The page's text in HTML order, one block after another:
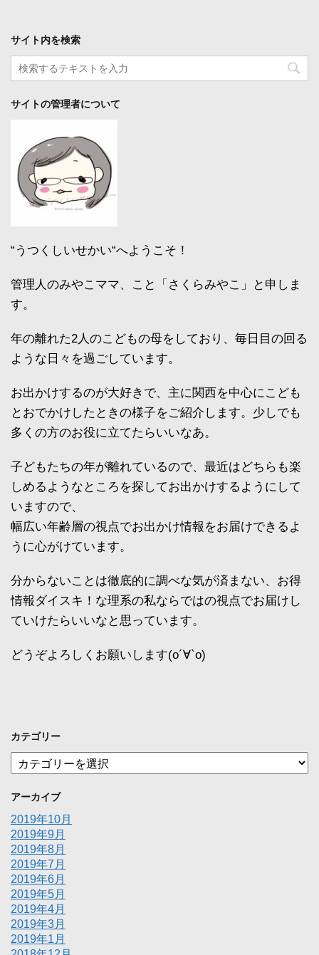
サイト内を検索
サイトの管理者について
“うつくしいせかい“へようこそ！
管理人のみやこママ、こと「さくらみやこ」と申しま
す。
年の離れた2人のこどもの母をしており、毎日目の回る
ような日々を過ごしています。
お出かけするのが大好きで、主に関西を中心にこども
とおでかけしたときの様子をご紹介します。少しでも
多くの方のお役に立てたらいいなあ。
子どもたちの年が離れているので、最近はどちらも楽
しめるようなところを探してお出かけするようにして
いますので、
幅広い年齢層の視点でお出かけ情報をお届けできるよ
うに心がけています。
分からないことは徹底的に調べな気が済まない、お得
情報ダイスキ！な理系の私ならではの視点でお届けし
ていけたらいいなと思っています。
どうぞよろしくお願いします(о´∀`о)
カテゴリー
テ
リ
ー
アーカイブ
2019年10月
2019年9月
2019年8月
2019年7月
2019年6月
2019年5月
2019年4月
2019年3月
2019年1月